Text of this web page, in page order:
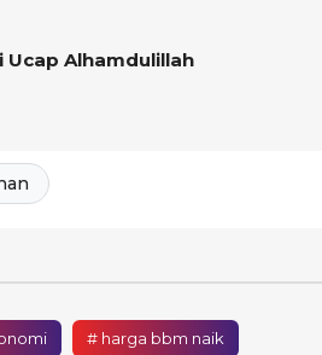
Ucap Alhamdulillah
# harga bbm naik